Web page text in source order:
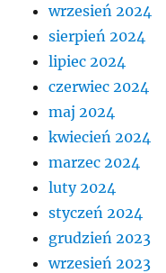
wrzesień 2024
sierpień 2024
lipiec 2024
czerwiec 2024
maj 2024
kwiecień 2024
marzec 2024
luty 2024
styczeń 2024
grudzień 2023
wrzesień 2023